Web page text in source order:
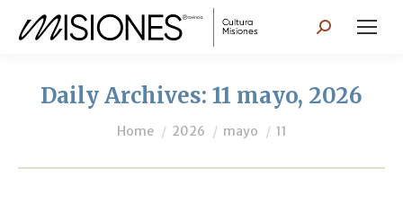
Search:
Daily Archives: 11 mayo, 2026
You are here:
Home 2026 mayo 11